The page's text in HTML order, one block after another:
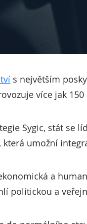
s největším
více jak
Sygic, stát
umožní
a
politickou a